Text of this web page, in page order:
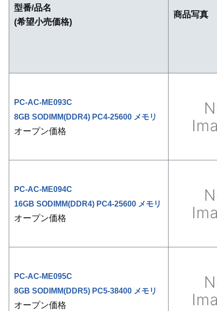
型番/品名
(希望小売価格)
商品写真
PC-AC-ME093C
8GB SODIMM(DDR4) PC4-25600 メモリ
オープン価格
PC-AC-ME094C
16GB SODIMM(DDR4) PC4-25600 メモリ
オープン価格
PC-AC-ME095C
8GB SODIMM(DDR5) PC5-38400 メモリ
オープン価格